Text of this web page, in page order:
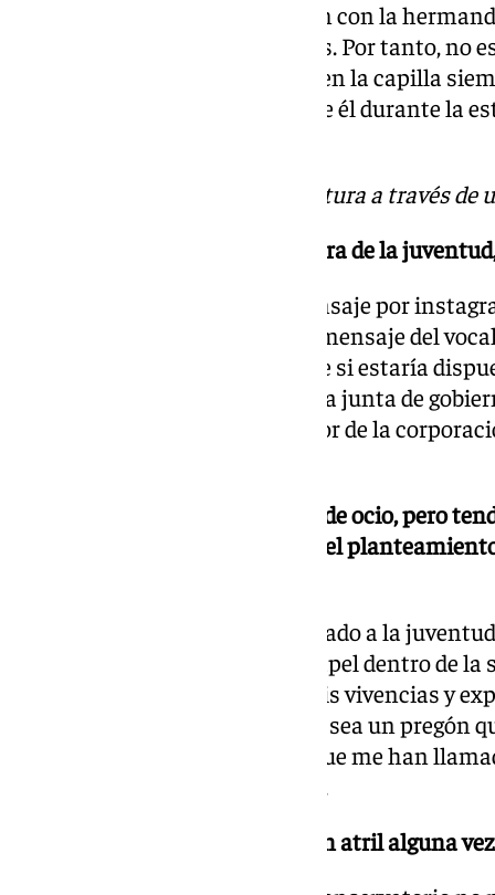
recompensa por la colaboración con la
formaciones y acolitando cultos. Por tanto, no
Señor que también lo tenemos en la capilla
quién es, pero el estar delante de él durante la
«Me avisaron de la candidatura a través de
-Cuando te nombraron pregonera de la
No fue una llamada, fue un mensaje por
conservatorio me encontré un mensaje del
Manu Sánchez, preguntándome si estaría
respondí que sí, lo presentó en la junta de
Germán Bolívar, hermano mayor de la
-Sabemos de tu falta de tiempo de ocio, pero
para escribir el pregón, ¿cuál es el
Quiero que sea un pregón enfocado a la
hermandades sino a nuestro papel dentro de
que sea un pregón basado en mis vivencias y
también de gente conocida, que sea un pregón
jóvenes, que al final es para lo que me han
de la semana santa de Granada.
-¿Te has puesto delante de algún atril alguna